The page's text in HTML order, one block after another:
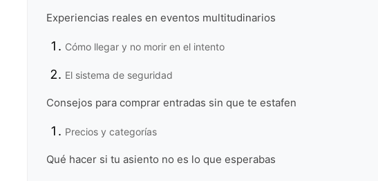
Experiencias reales en eventos multitudinarios
Cómo llegar y no morir en el intento
El sistema de seguridad
Consejos para comprar entradas sin que te estafen
Precios y categorías
Qué hacer si tu asiento no es lo que esperabas